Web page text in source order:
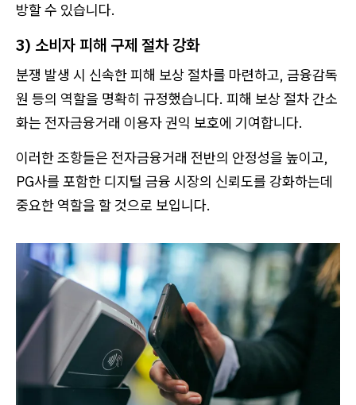
방할 수 있습니다.
3) 소비자 피해 구제 절차 강화
분쟁 발생 시 신속한 피해 보상 절차를 마련하고, 금융감독
원 등의 역할을 명확히 규정했습니다. 피해 보상 절차 간소
화는 전자금융거래 이용자 권익 보호에 기여합니다.
이러한 조항들은 전자금융거래 전반의 안정성을 높이고,
PG사를 포함한 디지털 금융 시장의 신뢰도를 강화하는데
중요한 역할을 할 것으로 보입니다.